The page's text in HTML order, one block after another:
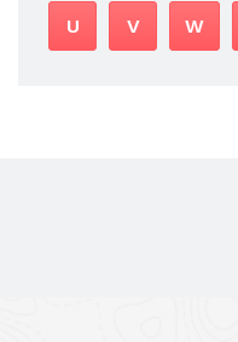
U V W